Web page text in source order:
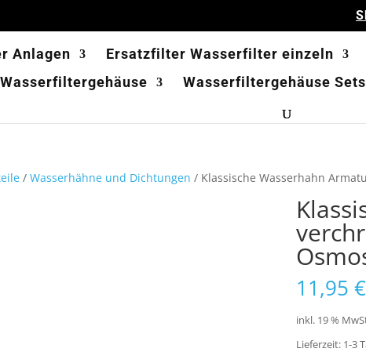
Anlagen Ersatzfilter Wasserfilter einzeln
Wasserfiltergehäuse
Wasserfiltergehäuse Sets
/Wasserhähne und Dichtungen / Klassische Wasserhahn
11,95 €
inkl. 19 %
Lieferzeit: 1-3